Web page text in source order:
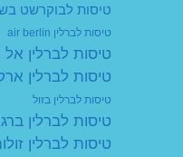
טיסות לבוקרשט
טיסות לברלין air berlin
טיסות לברלין
טיסות לברלין
טיסות לברלין בזול
טיסות לברלין
טיסות לברלין